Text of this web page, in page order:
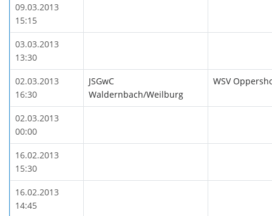
09.03.2013
15:15
03.03.2013
13:30
02.03.2013
16:30
JSGwC
Waldernbach/Weilburg
WSV
02.03.2013
00:00
16.02.2013
15:30
16.02.2013
14:45